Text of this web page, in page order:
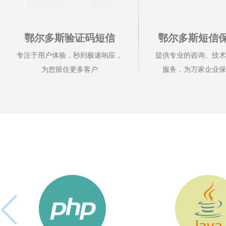
鄂尔多斯验证码短信
专注于用户体验，秒到极速响应，
为您留住更多客户
鄂尔多斯短信
提供专业的咨询、技
服务，为万家企业